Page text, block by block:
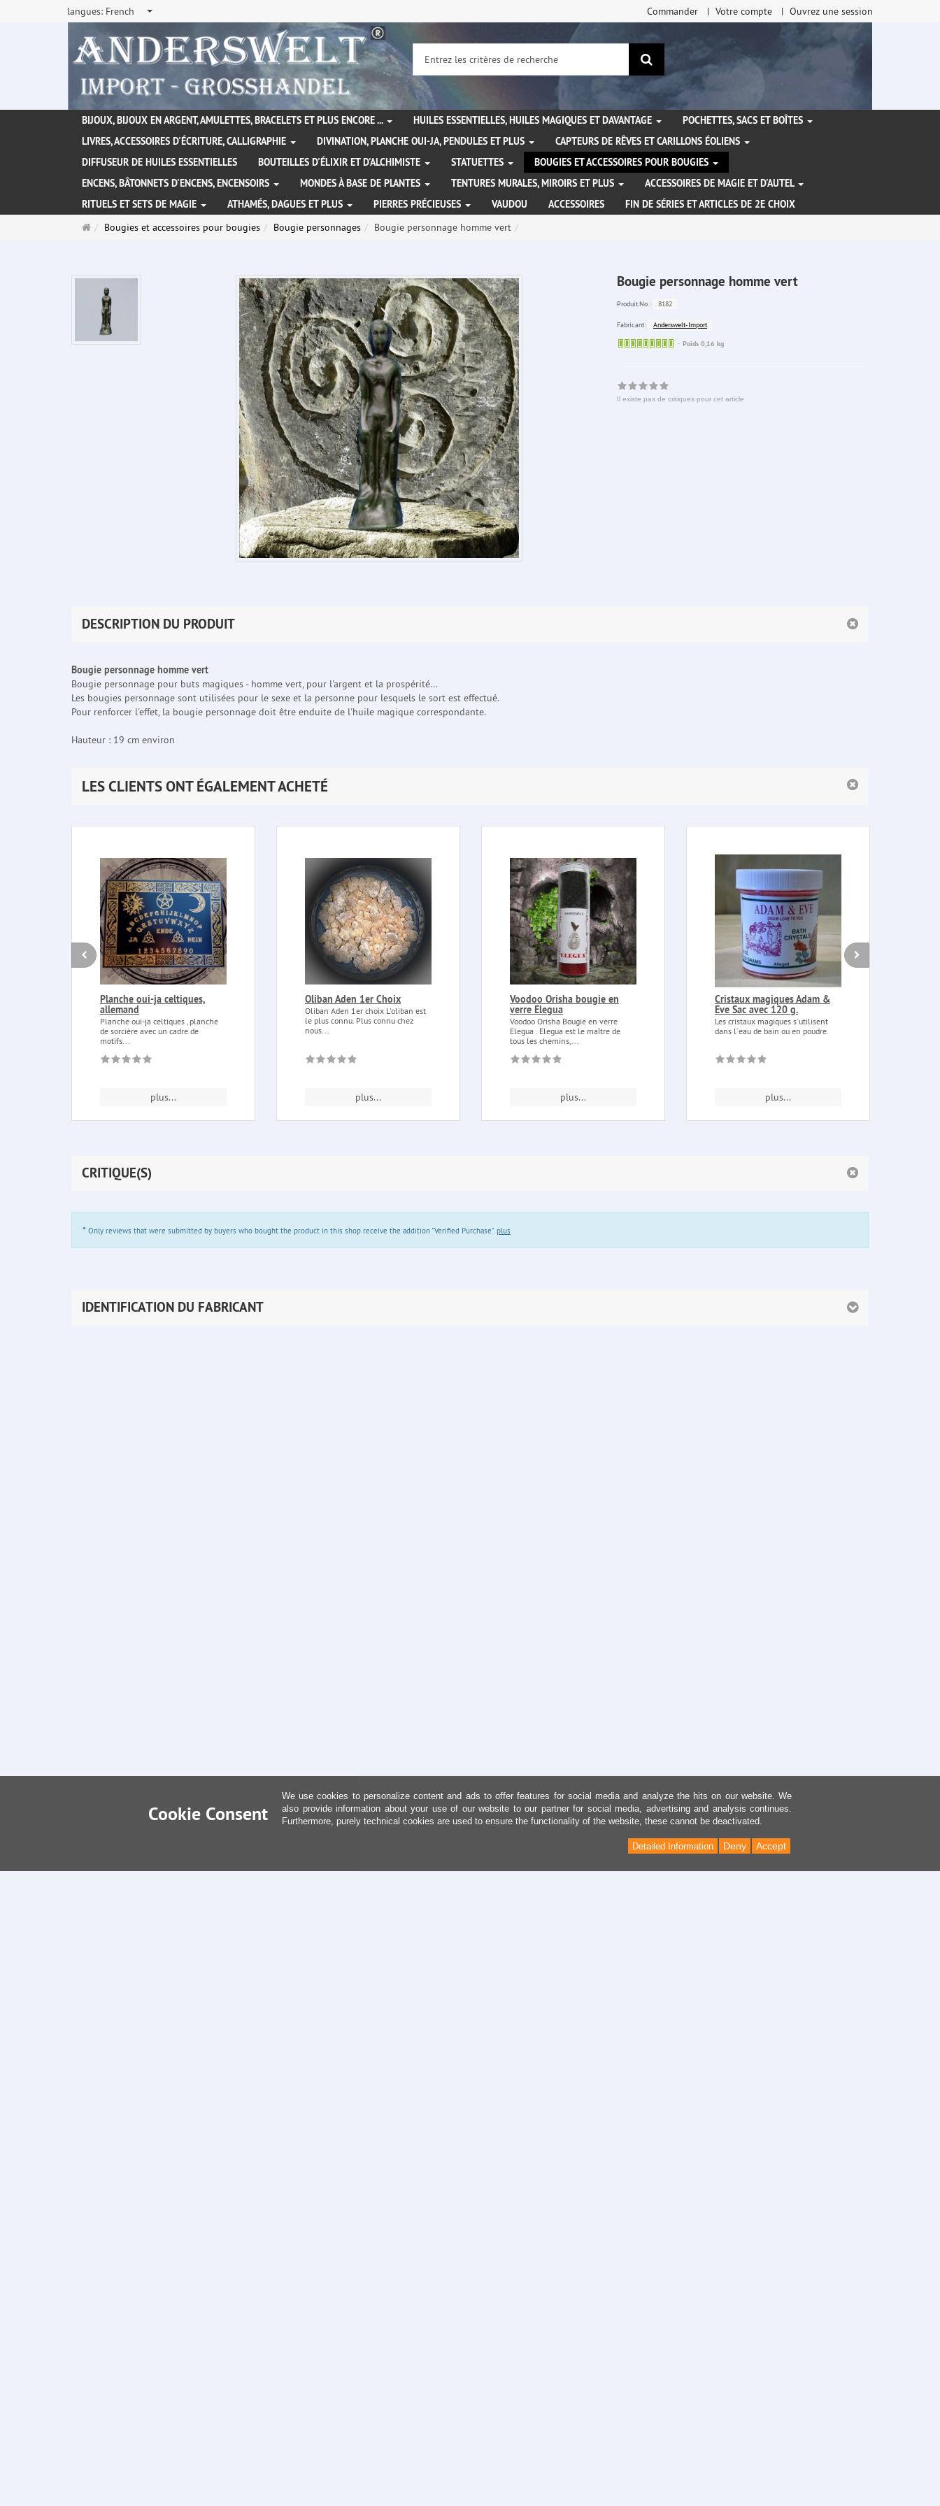
langues: French Commander Votre compte Ouvrez une session
Rechercher
BIJOUX, BIJOUX EN ARGENT, AMULETTES, BRACELETS ET PLUS ENCORE ... HUILES ESSENTIELLES, HUILES MAGIQUES ET DAVANTAGE
POCHETTES, SACS ET BOÎTES
LIVRES, ACCESSOIRES D'ÉCRITURE, CALLIGRAPHIE
DIVINATION, PLANCHE OUI-JA, PENDULES ET PLUS
CAPTEURS DE RÊVES ET CARILLONS ÉOLIENS
DIFFUSEUR DE HUILES ESSENTIELLES
BOUTEILLES D'ÉLIXIR ET D'ALCHIMISTE STATUETTES
BOUGIES ET ACCESSOIRES POUR BOUGIES
ENCENS, BÂTONNETS D'ENCENS, ENCENSOIRS
MONDES À BASE DE PLANTES TENTURES MURALES, MIROIRS ET PLUS
ACCESSOIRES DE MAGIE ET D'AUTEL
RITUELS ET SETS DE MAGIE
ATHAMÉS, DAGUES ET PLUS PIERRES PRÉCIEUSES VAUDOU ACCESSOIRES
FIN DE SÉRIES ET ARTICLES DE 2E CHOIX
PageBougies et accessoires pour bougies Bougie personnages Bougie personnage homme vert
Bougie personnage homme vert
Produit.No.: 8182
Fabricant:
Anderswelt-Import
Sofort
Poids 0,16 kg
Il existe pas de critiques pour cet article
DESCRIPTION DU PRODUIT
Bougie personnage homme vert
Bougie personnage pour buts magiques - homme vert, pour l'argent et la prospérité...
Les bougies personnage sont utilisées pour le sexe et la personne pour lesquels le sort est effectué.
Pour renforcer l'effet, la bougie personnage doit être enduite de l'huile magique correspondante.
Hauteur : 19 cm environ
LES CLIENTS ONT ÉGALEMENT ACHETÉ
Planche oui-ja celtiques,
allemand
Planche oui-ja celtiques , planche
de sorcière avec un cadre de
motifs...
plus...
Oliban Aden 1er Choix
Oliban Aden 1er choix L'oliban est
le plus connu. Plus connu chez
nous...
plus...
Voodoo Orisha bougie en
verre Elegua
Voodoo Orisha Bougie en verre
Elegua . Elegua est le maître de
tous les chemins,...
plus...
Cristaux magiques Adam &
Eve Sac avec 120 g.
Les cristaux magiques s´utilisent
dans l´eau de bain ou en poudre.
plus...
CRITIQUE(S)
* Only reviews that were submitted by buyers who bought the product in this shop receive the addition "Verified Purchase".plus
IDENTIFICATION DU FABRICANT
Cookie Consent
We use cookies to personalize content and ads to offer features for social media and analyze the hits on our website. We
also provide information about your use of our website to our partner for social media, advertising and analysis continues.
Furthermore, purely technical cookies are used to ensure the functionality of the website, these cannot be deactivated.
Accept
Deny
Detailed Information